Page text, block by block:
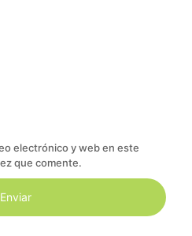
electrónico y web en este
que comente.